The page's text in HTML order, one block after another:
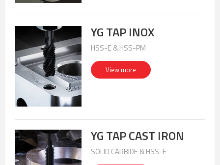
YG TAP INOX
HSS-E & HSS-PM
View more
YG TAP CAST IRON
SOLID CARBIDE & HSS-E